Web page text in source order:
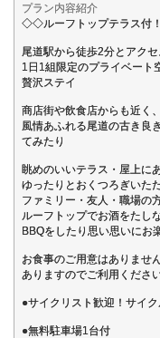
プラン内容紹介
◇◇ルーフトップテラス付
尾道駅から徒歩2分とアク
1日1組限定のプライベート
贅沢ステイ
商店街や飲食店からも近く
風情あふれる尾道の古き良
てみたり
眺めのいいテラス・屋上に
ゆったりとおくつろぎいた
ファミリー・友人・職場の
ルーフトップでお酒をたし
BBQをしたり思い思いにお
お食事のご用意はありませ
ありますのでご利用ください
●サイクリスト歓迎！サイ
●無料駐車場1台付